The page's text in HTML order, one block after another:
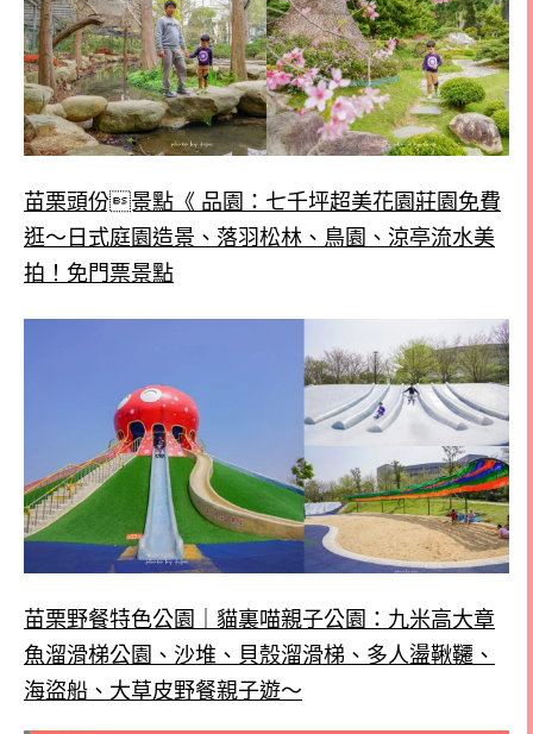
苗栗頭份景點《 品園：七千坪超美花園莊園免費
逛～日式庭園造景、落羽松林、鳥園、涼亭流水美
拍！免門票景點
苗栗野餐特色公園｜貓裏喵親子公園：九米高大章
魚溜滑梯公園、沙堆、貝殼溜滑梯、多人盪鞦韆、
海盜船、大草皮野餐親子遊～